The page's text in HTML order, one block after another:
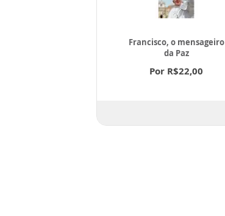
Francisco, o mensageiro
da Paz
Por R$22,00